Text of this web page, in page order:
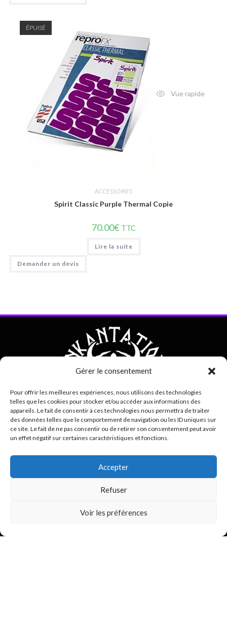
Gérer le consentement
Pour offrir les meilleures expériences, nous utilisons des technologies
telles que les cookies pour stocker et/ou accéder aux informations des
appareils. Le fait de consentir à ces technologies nous permettra de traiter
des données telles que le comportement de navigation ou les ID uniques sur
ce site. Le fait de ne pas consentir ou de retirer son consentement peut avoir
un effet négatif sur certaines caractéristiques et fonctions.
Accepter
Refuser
Voir les préférences
ÉPUISÉ
Vue rapide
ACCESSOIRES
Spirit Classic Purple Thermal Copie
70.00€ TTC
Lire la suite
Demander un devis
contact@inkantation.re